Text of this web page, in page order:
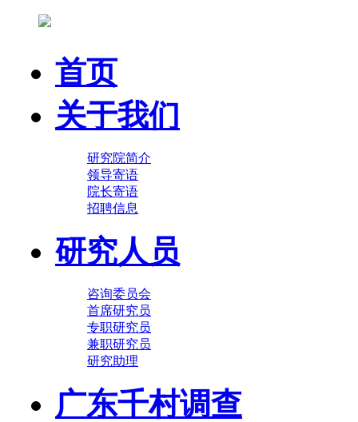
首页
关于我们
研究院简介
领导寄语
院长寄语
招聘信息
研究人员
咨询委员会
首席研究员
专职研究员
兼职研究员
研究助理
广东千村调查